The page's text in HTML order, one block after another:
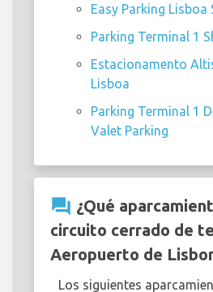
Easy Parking Lisboa
Parking Terminal 1
Estacionamento
Lisboa
Parking Terminal 1
Valet Parking
question_answer ¿Qué
circuito cerrado de
Aeropuerto de
Los siguientes